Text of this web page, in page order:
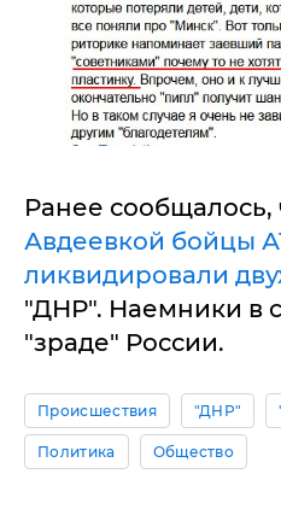
Ранее сообщалось,
Авдеевкой бойцы
ликвидировали
"ДНР". Наемники в
"зраде" России.
Происшествия "ДНР"
Политика Общество